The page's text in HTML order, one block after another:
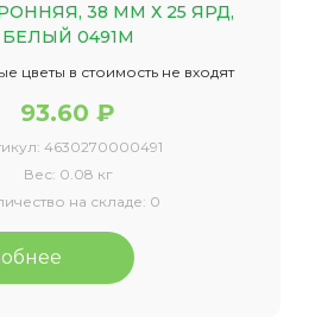
38 ММ Х 25 ЯРД,
БЕЛЫЙ 0491М
цветы в стоимость не входят
93.60 ₽
4630270000491
Вес: 0.08 кг
на складе: 0